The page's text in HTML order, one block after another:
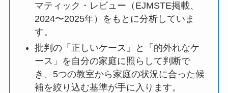
マティック・レビュー（EJMSTE掲載、
2024〜2025年）をもとに分析していま
す。
批判の「正しいケース」と「的外れなケ
ース」を自分の家庭に照らして判断で
き、5つの教室から家庭の状況に合った候
補を絞り込む基準が手に入ります。